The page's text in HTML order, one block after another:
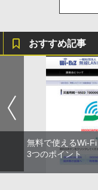
おすすめ記事
無料で使えるWi-
3つのポイント